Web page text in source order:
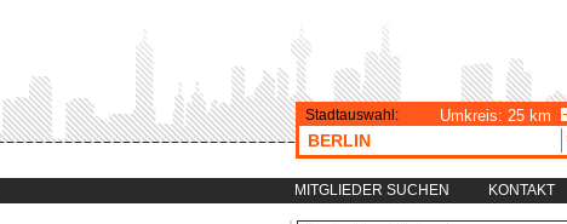
MITGLIEDER SUCHEN KONTAKT
Stadtauswahl: Umkreis: 25 km
BERLIN